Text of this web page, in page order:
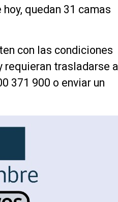
quedan 31 camas
con las condiciones
requieran trasladarse a
371 900 o enviar un